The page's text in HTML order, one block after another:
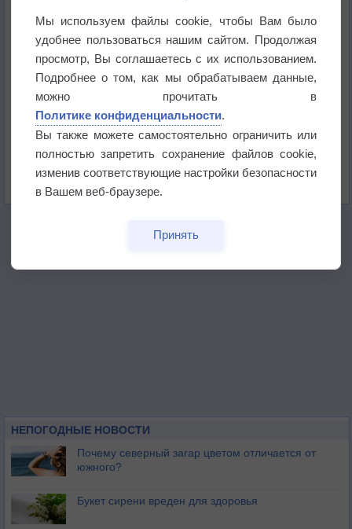
В Центральной России наступают самые жаркие
дни этого лета
Дневная температура воздуха в ОАЭ превысила
+51°
Европейские столицы бьют рекорды жары
не выпадал дождь
НЕПОГОДНЫЕ НОВОСТИ
Почему северный загар цветом отличается от
южного?
Букет сирени вреден для здоровья
Мы используем файлы cookie, чтобы Вам было
удобнее пользоваться нашим сайтом. Продолжая
просмотр, Вы соглашаетесь с их использованием.
Подробнее о том, как мы обрабатываем данные,
можно прочитать в
Политике конфиденциальности.
Вы также можете самостоятельно ограничить или
полностью запретить сохранение файлов cookie,
изменив соответствующие настройки безопасности
в Вашем веб-браузере.
Принять